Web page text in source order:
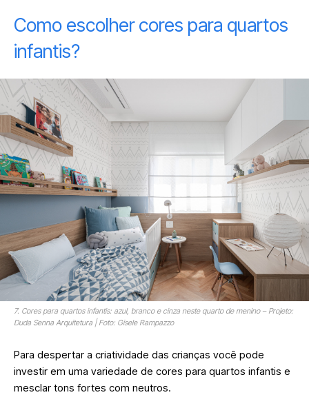
Como escolher cores para quartos
infantis?
7. Cores para quartos infantis: azul, branco e cinza neste quarto de menino – Projeto:
Duda Senna Arquitetura | Foto: Gisele Rampazzo
Para despertar a criatividade das crianças você pode
investir em uma variedade de cores para quartos infantis e
mesclar tons fortes com neutros.